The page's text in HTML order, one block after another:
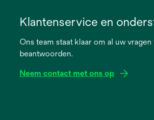
new
Klantenservice en
Ons team staat klaar om al uw vragen
beantwoorden.
Neem contact met ons op